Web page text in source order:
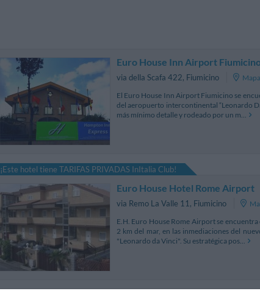
Euro House Inn Airport
via della Scafa 422, Fiumicino
Mapa
El Euro House Inn Airport Fiumicino se
del aeropuerto intercontinental “Leonardo
más mínimo detalle y rodeado por un m...
¡Este hotel tiene TARIFAS PRIVADAS InItalia Club!
Euro House Hotel Rome Airport
via Remo La Valle 11, Fiumicino
E.H. Euro House Rome Airport se
2 km del mar, en las inmediaciones del
"Leonardo da Vinci". Su estratégica pos...